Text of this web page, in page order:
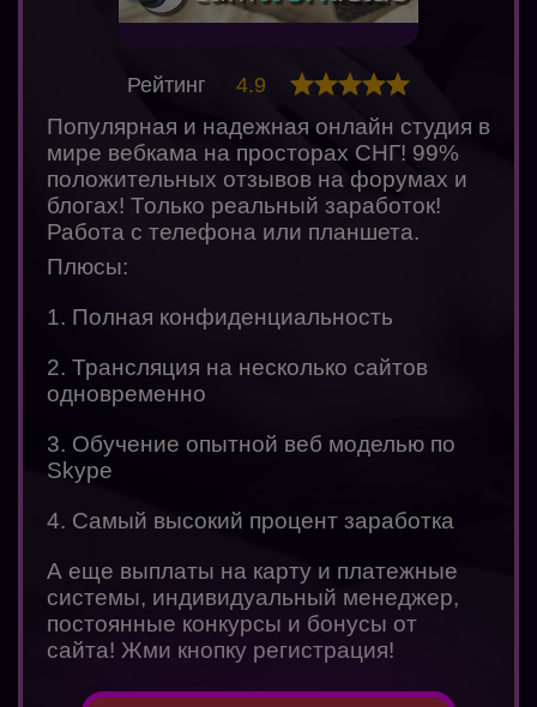
Популярная и надежная онлайн студия в
мире вебкама на просторах СНГ! 99%
положительных отзывов на форумах и
блогах! Только реальный заработок!
Работа с телефона или планшета.
Плюсы:
1. Полная конфиденциальность
2. Трансляция на несколько сайтов
одновременно
3. Обучение опытной веб моделью по
Skype
4. Самый высокий процент заработка
А еще выплаты на карту и платежные
системы, индивидуальный менеджер,
постоянные конкурсы и бонусы от
сайта! Жми кнопку регистрация!
Рейтинг 4.9